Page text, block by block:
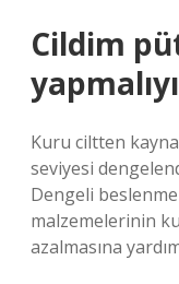
Cildim
Kuru ciltten
seviyesi
Dengeli
malzemelerinin
azalmasına